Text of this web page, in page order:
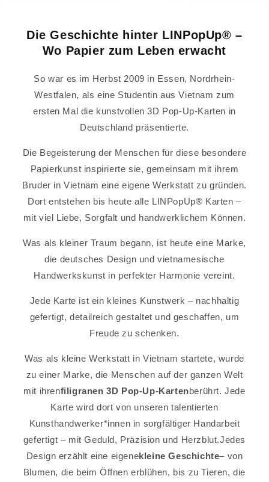
Die Geschichte hinter LINPopUp® –
Wo Papier zum Leben erwacht
So war es im Herbst 2009 in Essen, Nordrhein-
Westfalen, als eine Studentin aus Vietnam zum
ersten Mal die kunstvollen 3D Pop-Up-Karten in
Deutschland präsentierte.
Die Begeisterung der Menschen für diese besondere
Papierkunst inspirierte sie, gemeinsam mit ihrem
Bruder in Vietnam eine eigene Werkstatt zu gründen.
Dort entstehen bis heute alle LINPopUp® Karten –
mit viel Liebe, Sorgfalt und handwerklichem Können.
Was als kleiner Traum begann, ist heute eine Marke,
die deutsches Design und vietnamesische
Handwerkskunst in perfekter Harmonie vereint.
Jede Karte ist ein kleines Kunstwerk – nachhaltig
gefertigt, detailreich gestaltet und geschaffen, um
Freude zu schenken.
Was als kleine Werkstatt in Vietnam startete, wurde
zu einer Marke, die Menschen auf der ganzen Welt
mit ihrenfiligranen 3D Pop-Up-Kartenberührt. Jede
Karte wird dort von unseren talentierten
Kunsthandwerker*innen in sorgfältiger Handarbeit
gefertigt – mit Geduld, Präzision und Herzblut.Jedes
Design erzählt eine eigenekleine Geschichte– von
Blumen, die beim Öffnen erblühen, bis zu Tieren, die